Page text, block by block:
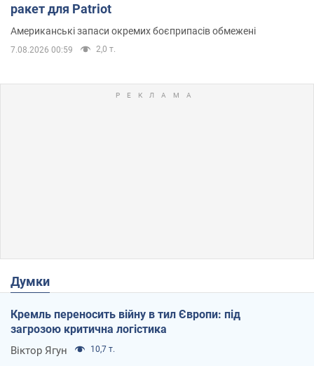
ракет для Patriot
Американські запаси окремих боєприпасів обмежені
7.08.2026 00:59 2,0 т.
Думки
Кремль переносить війну в тил Європи: під
загрозою критична логістика
Віктор Ягун 10,7 т.